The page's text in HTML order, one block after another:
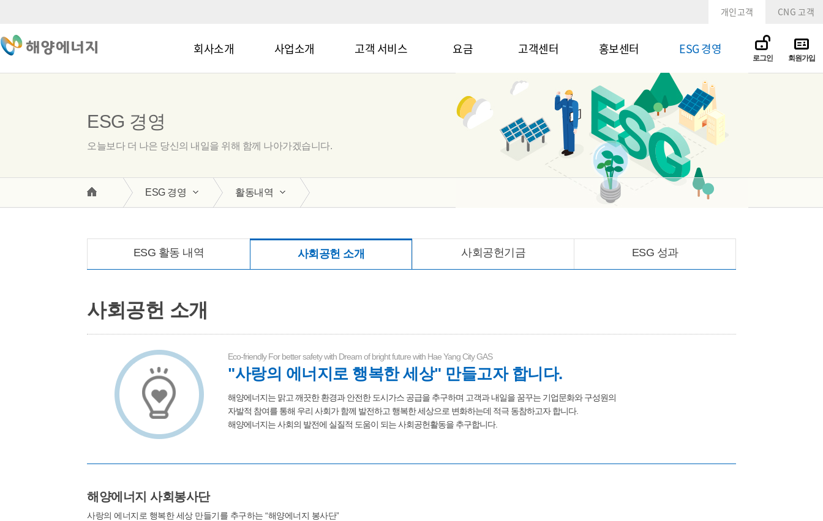
개인고객 CNG 고객
회사소개 사업소개 고객 서비스 요금 고객센터 홍보센터 ESG 경영
로그인 회원가입
ESG 경영
오늘보다 더 나은 당신의 내일을 위해 함께 나아가겠습니다.
ESG 경영 활동내역
ESG 활동 내역 사회공헌 소개 사회공헌기금 ESG 성과
사회공헌 소개
Eco-friendly For better safety with Dream of bright future with Hae Yang City GAS
"사랑의 에너지로 행복한 세상" 만들고자 합니다.
해양에너지는 맑고 깨끗한 환경과 안전한 도시가스 공급을 추구하며 고객과 내일을 꿈꾸는 기업문화와 구성원의
자발적 참여를 통해 우리 사회가 함께 발전하고 행복한 세상으로 변화하는데 적극 동참하고자 합니다.
해양에너지는 사회의 발전에 실질적 도움이 되는 사회공헌활동을 추구합니다.
해양에너지 사회봉사단
사랑의 에너지로 행복한 세상 만들기를 추구하는 “해양에너지 봉사단”